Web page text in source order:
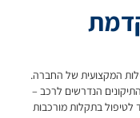
המקצועית של החברה.
הנדרשים לרכב –
לטיפול בתקלות מורכבות